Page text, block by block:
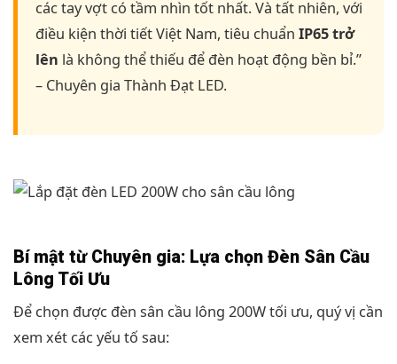
các tay vợt có tầm nhìn tốt nhất. Và tất nhiên, với
điều kiện thời tiết Việt Nam, tiêu chuẩn IP65 trở
lên là không thể thiếu để đèn hoạt động bền bỉ.”
– Chuyên gia Thành Đạt LED.
Bí mật từ Chuyên gia: Lựa chọn Đèn Sân Cầu
Lông Tối Ưu
Để chọn được đèn sân cầu lông 200W tối ưu, quý vị cần
xem xét các yếu tố sau: